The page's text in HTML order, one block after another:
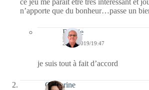
ce jeu me parait être très intéressant et
n’apporte que du bonheur…passe un
Bernie
22/11/2019/19:47
je suis tout à fait d’accord
Catherine